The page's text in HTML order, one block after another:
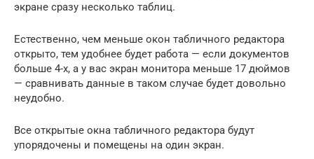
экране сразу несколько таблиц.
Естественно, чем меньше окон табличного редактора
открыто, тем удобнее будет работа — если документов
больше 4-х, а у вас экран монитора меньше 17 дюймов
— сравнивать данные в таком случае будет довольно
неудобно.
Все открытые окна табличного редактора будут
упорядочены и помещены на один экран.